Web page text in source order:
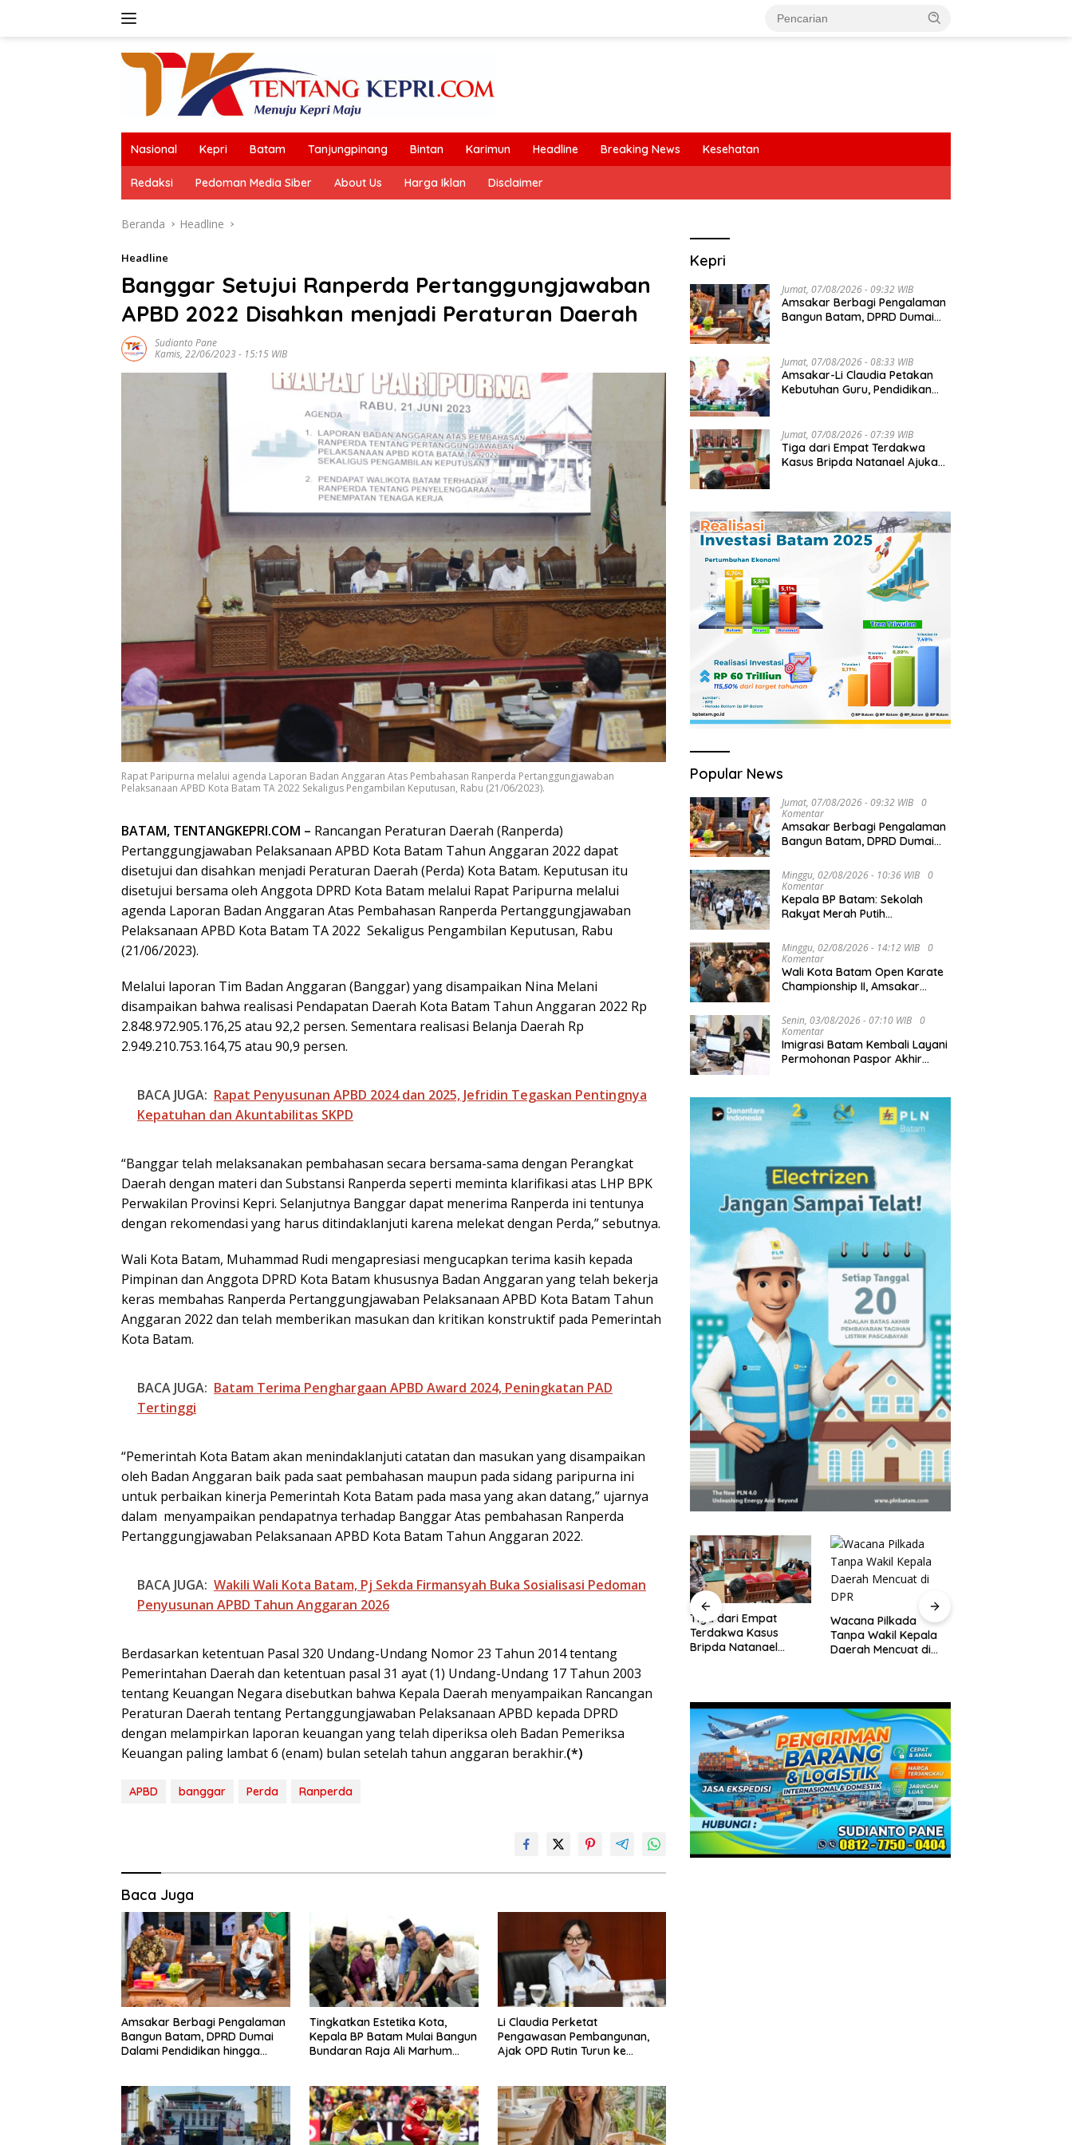
Nasional Kepri Batam Tanjungpinang Bintan Karimun Headline Breaking News Kesehatan
Redaksi Pedoman Media Siber About Us Harga Iklan Disclaimer
Beranda Headline
Headline
Banggar Setujui Ranperda Pertanggungjawaban
APBD 2022 Disahkan menjadi Peraturan Daerah
Sudianto Pane
Kamis, 22/06/2023 - 15:15 WIB
Rapat Paripurna melalui agenda Laporan Badan Anggaran Atas Pembahasan Ranperda Pertanggungjawaban
Pelaksanaan APBD Kota Batam TA 2022 Sekaligus Pengambilan Keputusan, Rabu (21/06/2023).
BATAM, TENTANGKEPRI.COM – Rancangan Peraturan Daerah (Ranperda)
Pertanggungjawaban Pelaksanaan APBD Kota Batam Tahun Anggaran 2022 dapat
disetujui dan disahkan menjadi Peraturan Daerah (Perda) Kota Batam. Keputusan itu
disetujui bersama oleh Anggota DPRD Kota Batam melalui Rapat Paripurna melalui
agenda Laporan Badan Anggaran Atas Pembahasan Ranperda Pertanggungjawaban
Pelaksanaan APBD Kota Batam TA 2022 Sekaligus Pengambilan Keputusan, Rabu
(21/06/2023).
Melalui laporan Tim Badan Anggaran (Banggar) yang disampaikan Nina Melani
disampaikan bahwa realisasi Pendapatan Daerah Kota Batam Tahun Anggaran 2022 Rp
2.848.972.905.176,25 atau 92,2 persen. Sementara realisasi Belanja Daerah Rp
2.949.210.753.164,75 atau 90,9 persen.
BACA JUGA: Rapat Penyusunan APBD 2024 dan 2025, Jefridin Tegaskan Pentingnya
Kepatuhan dan Akuntabilitas SKPD
“Banggar telah melaksanakan pembahasan secara bersama-sama dengan Perangkat
Daerah dengan materi dan Substansi Ranperda seperti meminta klarifikasi atas LHP BPK
Perwakilan Provinsi Kepri. Selanjutnya Banggar dapat menerima Ranperda ini tentunya
dengan rekomendasi yang harus ditindaklanjuti karena melekat dengan Perda,” sebutnya.
Wali Kota Batam, Muhammad Rudi mengapresiasi mengucapkan terima kasih kepada
Pimpinan dan Anggota DPRD Kota Batam khususnya Badan Anggaran yang telah bekerja
keras membahas Ranperda Pertanggungjawaban Pelaksanaan APBD Kota Batam Tahun
Anggaran 2022 dan telah memberikan masukan dan kritikan konstruktif pada Pemerintah
Kota Batam.
BACA JUGA: Batam Terima Penghargaan APBD Award 2024, Peningkatan PAD
Tertinggi
“Pemerintah Kota Batam akan menindaklanjuti catatan dan masukan yang disampaikan
oleh Badan Anggaran baik pada saat pembahasan maupun pada sidang paripurna ini
untuk perbaikan kinerja Pemerintah Kota Batam pada masa yang akan datang,” ujarnya
dalam menyampaikan pendapatnya terhadap Banggar Atas pembahasan Ranperda
Pertanggungjawaban Pelaksanaan APBD Kota Batam Tahun Anggaran 2022.
BACA JUGA: Wakili Wali Kota Batam, Pj Sekda Firmansyah Buka Sosialisasi Pedoman
Penyusunan APBD Tahun Anggaran 2026
Berdasarkan ketentuan Pasal 320 Undang-Undang Nomor 23 Tahun 2014 tentang
Pemerintahan Daerah dan ketentuan pasal 31 ayat (1) Undang-Undang 17 Tahun 2003
tentang Keuangan Negara disebutkan bahwa Kepala Daerah menyampaikan Rancangan
Peraturan Daerah tentang Pertanggungjawaban Pelaksanaan APBD kepada DPRD
dengan melampirkan laporan keuangan yang telah diperiksa oleh Badan Pemeriksa
Keuangan paling lambat 6 (enam) bulan setelah tahun anggaran berakhir.(*)
APBD banggar Perda Ranperda
Baca Juga
Amsakar Berbagi Pengalaman
Bangun Batam, DPRD Dumai
Dalami Pendidikan hingga
Tingkatkan Estetika Kota,
Kepala BP Batam Mulai Bangun
Bundaran Raja Ali Marhum
Li Claudia Perketat
Pengawasan Pembangunan,
Ajak OPD Rutin Turun ke
Kepri
Jumat, 07/08/2026 - 09:32 WIB
Amsakar Berbagi Pengalaman
Bangun Batam, DPRD Dumai
Jumat, 07/08/2026 - 08:33 WIB
Amsakar-Li Claudia Petakan
Kebutuhan Guru, Pendidikan
Jumat, 07/08/2026 - 07:39 WIB
Tiga dari Empat Terdakwa
Kasus Bripda Natanael Ajukan
Popular News
Jumat, 07/08/2026 - 09:32 WIB
0
Komentar
Amsakar Berbagi Pengalaman
Bangun Batam, DPRD Dumai
Investasi
Minggu, 02/08/2026 - 10:36 WIB
0
Komentar
Kepala BP Batam: Sekolah
Rakyat Merah Putih
Keluarga Prasejahtera
Minggu, 02/08/2026 - 14:12 WIB
0
Komentar
Wali Kota Batam Open Karate
Championship II, Amsakar
melalui Kompetisi
Berkelanjutan
Senin, 03/08/2026 - 07:10 WIB
0
Komentar
Imigrasi Batam Kembali Layani
Permohonan Paspor Akhir
Pemanfaatan Ruang
Laut Sesuai Ketentuan
Peraturan Perundang-
undangan
Sambut di Batam
Sebelum Bertolak ke
Lingga
Petakan Kebutuhan
Guru, Pendidikan
Berkualitas Jadi
Prioritas Batam
Tiga dari Empat
Terdakwa Kasus
Bripda Natanael
Wacana Pilkada
Tanpa Wakil Kepala
Daerah Mencuat di